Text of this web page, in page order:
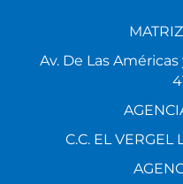
Av. De Las
C.C. EL VERGEL